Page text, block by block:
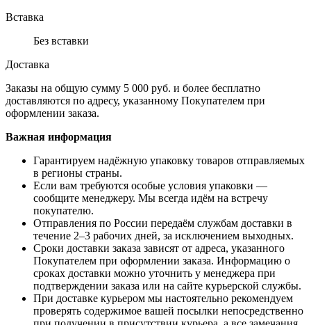
Вставка
Без вставки
Доставка
Заказы на общую сумму 5 000 руб. и более бесплатно
доставляются по адресу, указанному Покупателем при
оформлении заказа.
Важная информация
Гарантируем надёжную упаковку товаров отправляемых
в регионы страны.
Если вам требуются особые условия упаковки —
сообщите менеджеру. Мы всегда идём на встречу
покупателю.
Отправления по России передаём службам доставки в
течение 2–3 рабочих дней, за исключением выходных.
Сроки доставки заказа зависят от адреса, указанного
Покупателем при оформлении заказа. Информацию о
сроках доставки можно уточнить у менеджера при
подтверждении заказа или на сайте курьерской службы.
При доставке курьером мы настоятельно рекомендуем
проверять содержимое вашей посылки непосредственно